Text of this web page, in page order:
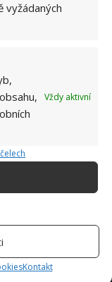
vyžádaných
Vždy aktivní
Kontakt
zemědělské
již od malička
podstatě vše, co je